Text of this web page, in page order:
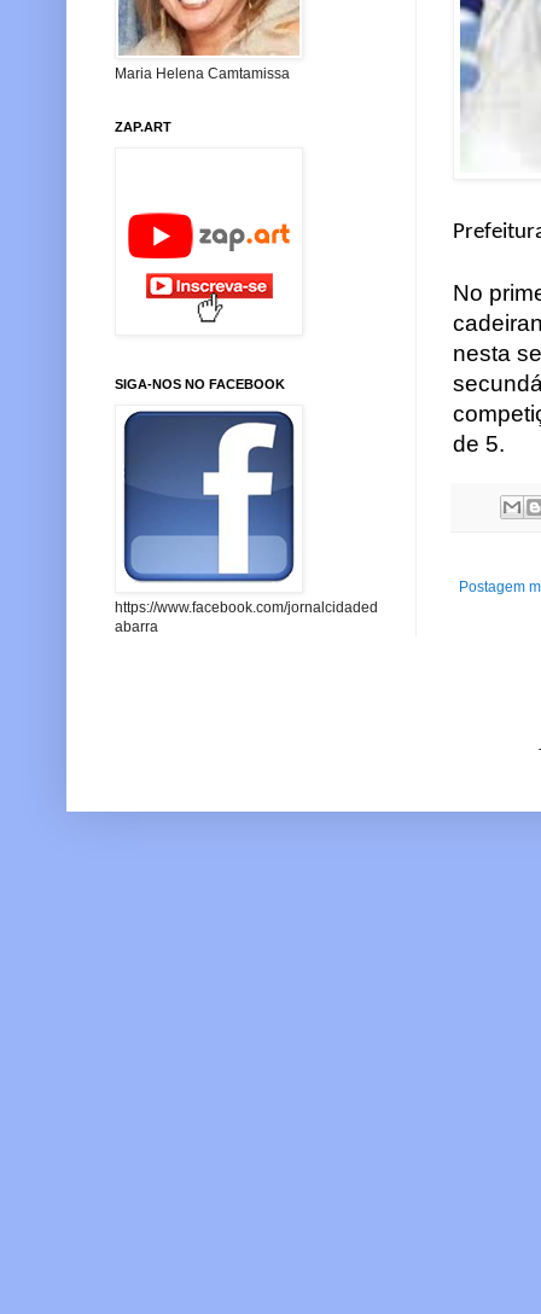
No
nesta
de 5.
Postagem
Maria Helena Camtamissa
ZAP.ART
SIGA-NOS NO FACEBOOK
https://www.facebook.com/jornalcidaded
abarra